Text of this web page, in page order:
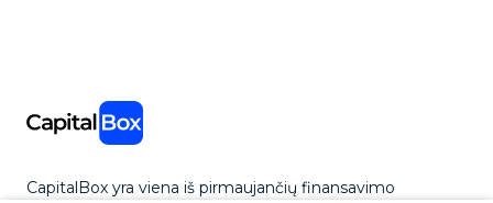
CapitalBox yra viena iš pirmaujančių finansavimo